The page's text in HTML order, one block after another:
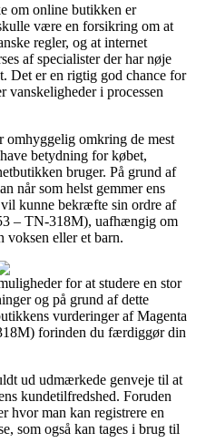
om online butikken er
være en forsikring om at
regler, og at internet
af specialister der har nøje
Det er en rigtig god chance for
i processen
omhyggelig omkring de mest
betydning for købet,
bruger. På grund af
når som helst gemmer ens
kunne bekræfte sin ordre af
– TN-318M), uafhængig om
voksen eller et barn.
for at studere en stor
og på grund af dette
vurderinger af Magenta
forinden du færdiggør din
ud udmærkede genveje til at
kundetilfredshed. Foruden
hvor man kan registrere en
som også kan tages i brug til